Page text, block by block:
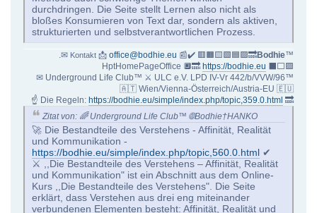
durchdringen. Die Seite stellt Lernen also nicht als
bloßes Konsumieren von Text dar, sondern als aktiven,
strukturierten und selbstverantwortlichen Prozess.
.✉ Kontakt 📩 office@bodhie.eu 📰✔️ 🟥🟧🟨🟩🟦🟪🔜Bodhie™
HptHomePageOffice 🔲🔜 https://bodhie.eu ⬛️⬜️🟪
✉ Underground Life Club™ ⚔ ULC e.V. LPD IV-Vr 442/b/VVW/96™
🇦🇹 Wien/Vienna-Österreich/Austria-EU 🇪🇺
☝ Die Regeln: https://bodhie.eu/simple/index.php/topic,359.0.html 🔜
Zitat von: 🌈 Underground Life Club™ 🌐Bodhie†HANKO
🚀 Die Bestandteile des Verstehens - Affinität, Realität
und Kommunikation -
https://bodhie.eu/simple/index.php/topic,560.0.html ✔
⚔️ ,,Die Bestandteile des Verstehens – Affinität, Realität
und Kommunikation" ist ein Abschnitt aus dem Online-
Kurs ,,Die Bestandteile des Verstehens". Die Seite
erklärt, dass Verstehen aus drei eng miteinander
verbundenen Elementen besteht: Affinität, Realität und